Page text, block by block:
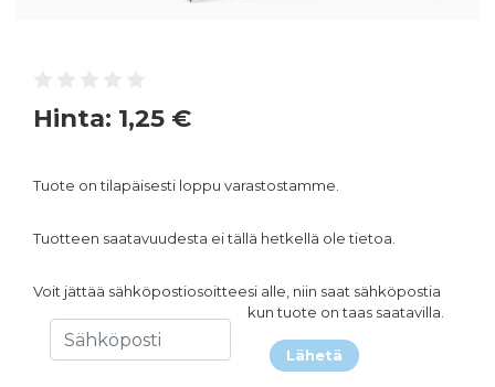
Hinta: 1,25 €
Tuote on tilapäisesti loppu varastostamme.
Tuotteen saatavuudesta ei tällä hetkellä ole tietoa.
Voit jättää sähköpostiosoitteesi alle, niin saat sähköpostia
kun tuote on taas saatavilla.
Lähetä